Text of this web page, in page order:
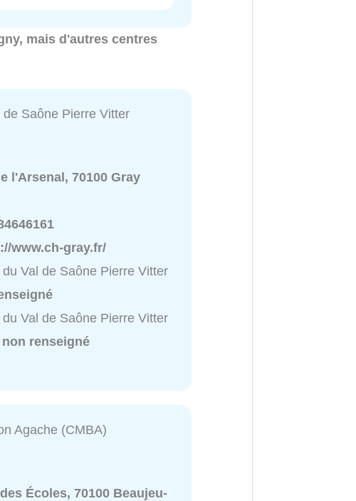
mais d'autres centres
Saône Pierre Vitter
l'Arsenal, 70100 Gray
www.ch-gray.fr/
Val de Saône Pierre Vitter
Val de Saône Pierre Vitter
non renseigné
Agache (CMBA)
Écoles, 70100 Beaujeu-